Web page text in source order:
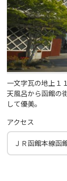
一文字瓦の地上１
天風呂から函館の
して優美。
アクセス
ＪＲ函館本線函